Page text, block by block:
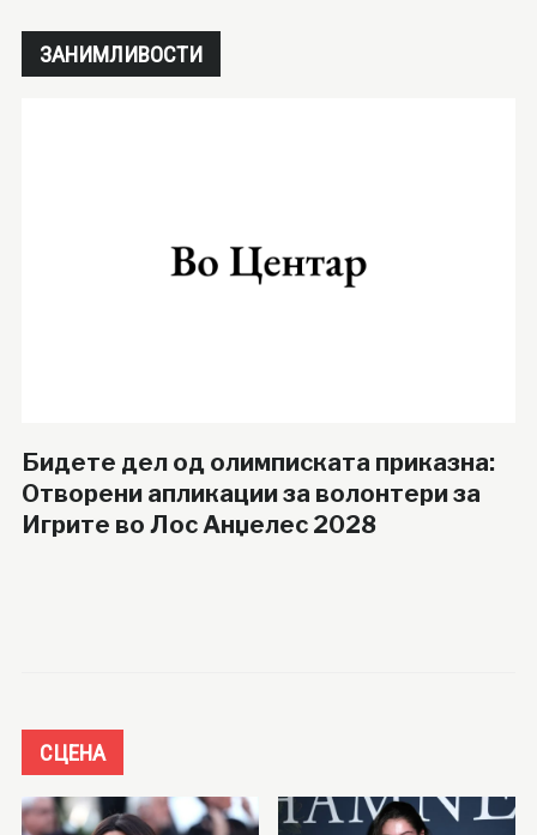
ЗАНИМЛИВОСТИ
Бидете дел од олимписката приказна:
Отворени апликации за волонтери за
Игрите во Лос Анџелес 2028
СЦЕНА